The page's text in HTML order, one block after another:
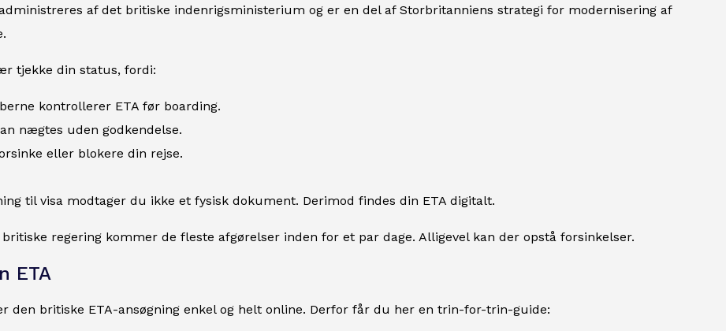
af det britiske indenrigsministerium og er en del af Storbritanniens strategi for modernisering af
tjekke din status, fordi:
kontrollerer ETA før boarding.
nægtes uden godkendelse.
eller blokere din rejse.
til visa modtager du ikke et fysisk dokument. Derimod findes din ETA digitalt.
regering kommer de fleste afgørelser inden for et par dage. Alligevel kan der opstå forsinkelser.
ETA
den britiske ETA-ansøgning enkel og helt online. Derfor får du her en trin-for-trin-guide: